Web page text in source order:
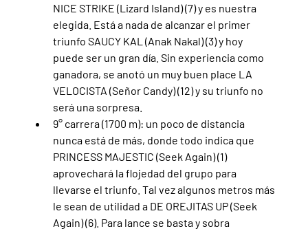
NICE STRIKE (Lizard Island) (7) y es nuestra
elegida. Está a nada de alcanzar el primer
triunfo SAUCY KAL (Anak Nakal) (3) y hoy
puede ser un gran día. Sin experiencia como
ganadora, se anotó un muy buen place LA
VELOCISTA (Señor Candy) (12) y su triunfo no
será una sorpresa.
9° carrera (1700 m): un poco de distancia
nunca está de más, donde todo indica que
PRINCESS MAJESTIC (Seek Again) (1)
aprovechará la flojedad del grupo para
llevarse el triunfo. Tal vez algunos metros más
le sean de utilidad a DE OREJITAS UP (Seek
Again) (6). Para lance se basta y sobra